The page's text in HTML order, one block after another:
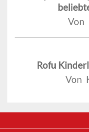
Von
Rofu
Von